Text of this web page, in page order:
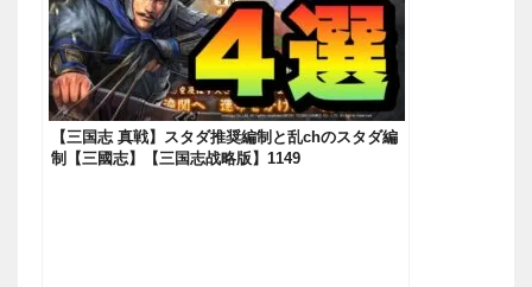
【三国志 真戦】スタダ推奨編制と乱chのスタダ編
制【三國志】【三国志战略版】1149